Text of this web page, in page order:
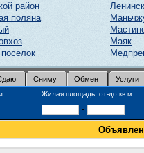
район
поляна
Маяк
Сниму Обмен Услуги
Жилая площадь, от-до кв.м.
-